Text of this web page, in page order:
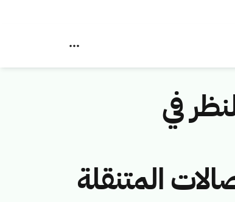
في
الاتصالات المتنقلة